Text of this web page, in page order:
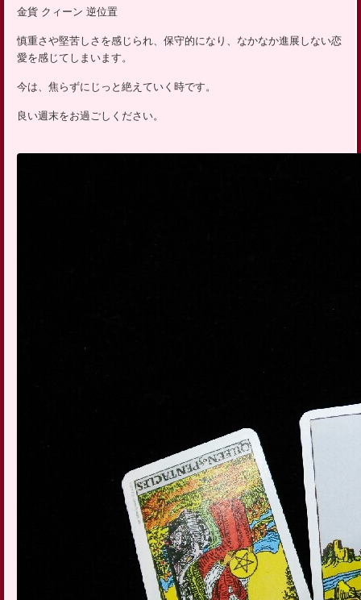
金貨 クィーン 逆位置
慎重さや堅苦しさを感じられ、保守的になり、なかなか進展しない恋
愛を感じてしまいます。
今は、焦らずにじっと絶えていく時です。
良い週末をお過ごしください。